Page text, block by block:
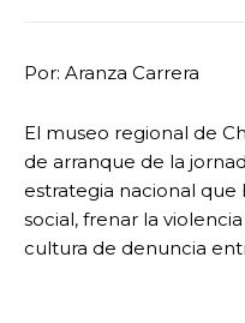
Por: Aranza Carrera
El museo regional de
de arranque de la
estrategia nacional
social, frenar la
cultura de denuncia